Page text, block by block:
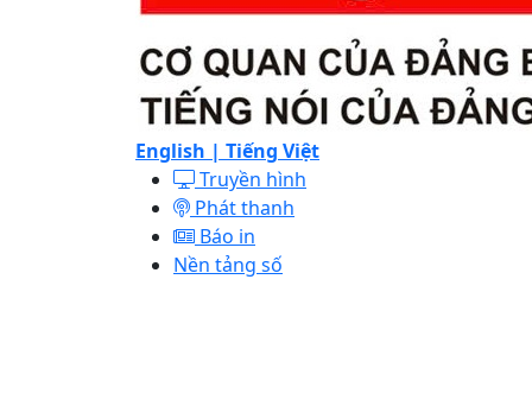
English | Tiếng Việt
Truyền hình
Phát thanh
Báo in
Nền tảng số